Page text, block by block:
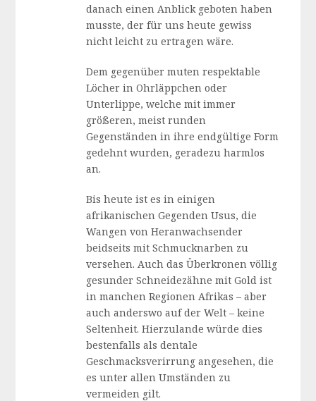
danach einen Anblick geboten haben
musste, der für uns heute gewiss
nicht leicht zu ertragen wäre.
Dem gegenüber muten respektable
Löcher in Ohrläppchen oder
Unterlippe, welche mit immer
größeren, meist runden
Gegenständen in ihre endgültige Form
gedehnt wurden, geradezu harmlos
an.
Bis heute ist es in einigen
afrikanischen Gegenden Usus, die
Wangen von Heranwachsender
beidseits mit Schmucknarben zu
versehen. Auch das Überkronen völlig
gesunder Schneidezähne mit Gold ist
in manchen Regionen Afrikas – aber
auch anderswo auf der Welt – keine
Seltenheit. Hierzulande würde dies
bestenfalls als dentale
Geschmacksverirrung angesehen, die
es unter allen Umständen zu
vermeiden gilt.